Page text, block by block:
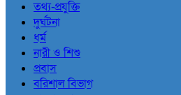
তথ্য-প্রযুক্তি
দুর্ঘটনা
ধর্ম
নারী ও শিশু
প্রবাস
বরিশাল বিভাগ